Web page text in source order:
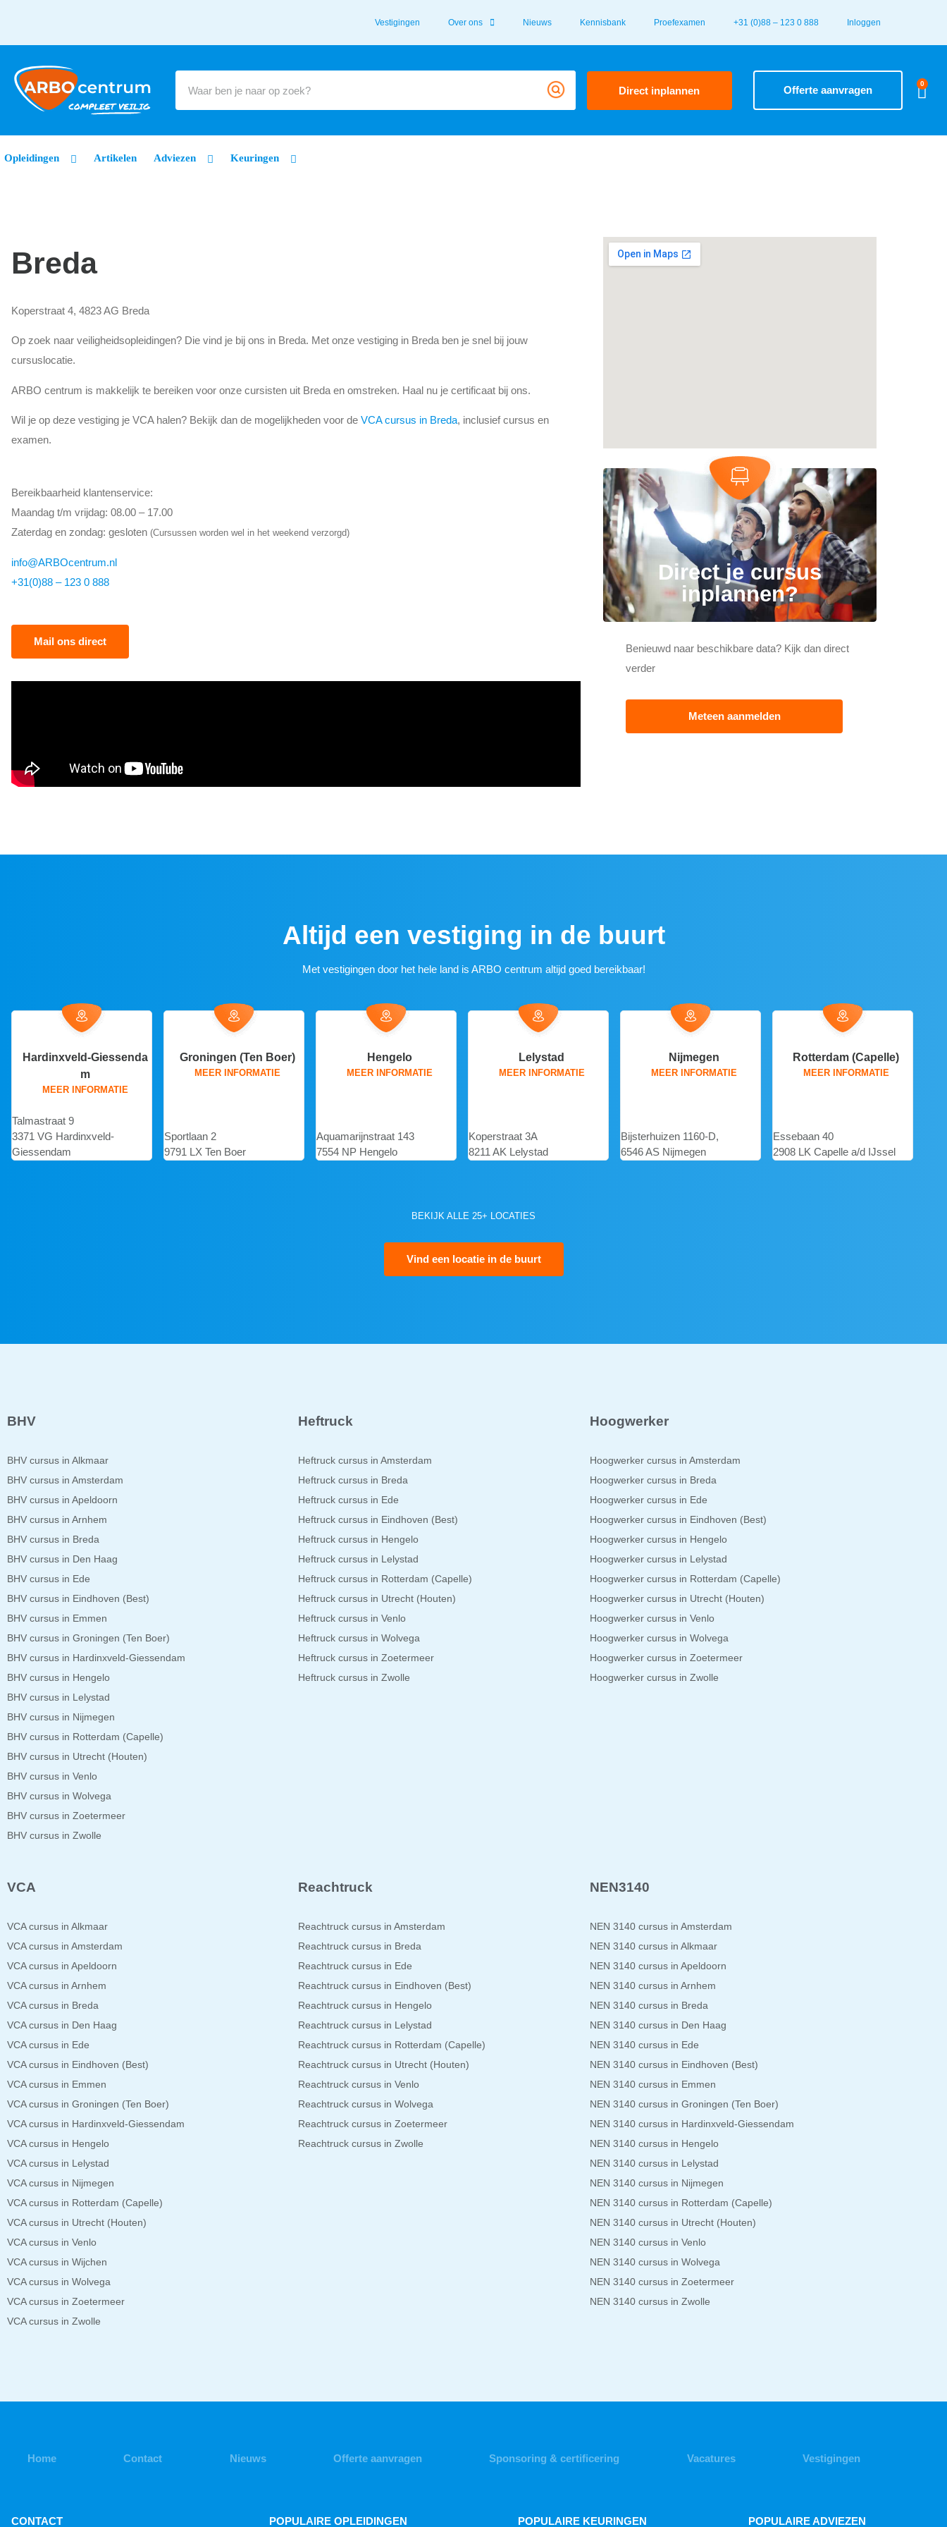
Vestigingen Over ons Nieuws Kennisbank Proefexamen +31 (0)88 – 123 0 888 Inloggen
Direct inplannen Offerte aanvragen
0
Opleidingen Artikelen Adviezen Keuringen
Breda
Koperstraat 4, 4823 AG Breda
Op zoek naar veiligheidsopleidingen? Die vind je bij ons in Breda. Met onze vestiging in Breda ben je snel bij jouw
cursuslocatie.
ARBO centrum is makkelijk te bereiken voor onze cursisten uit Breda en omstreken. Haal nu je certificaat bij ons.
Wil je op deze vestiging je VCA halen? Bekijk dan de mogelijkheden voor de VCA cursus in Breda, inclusief cursus en
examen.
Bereikbaarheid klantenservice:
Maandag t/m vrijdag: 08.00 – 17.00
Zaterdag en zondag: gesloten (Cursussen worden wel in het weekend verzorgd)
info@ARBOcentrum.nl
+31(0)88 – 123 0 888
Mail ons direct
Direct je cursus
inplannen?
Benieuwd naar beschikbare data? Kijk dan direct
verder
Meteen aanmelden
Altijd een vestiging in de buurt
Met vestigingen door het hele land is ARBO centrum altijd goed bereikbaar!
Groningen (Ten Boer)
MEER INFORMATIE
Sportlaan 2
9791 LX Ten Boer
Hengelo
MEER INFORMATIE
Aquamarijnstraat 143
7554 NP Hengelo
Lelystad
MEER INFORMATIE
Koperstraat 3A
8211 AK Lelystad
Nijmegen
MEER INFORMATIE
Bijsterhuizen 1160-D,
6546 AS Nijmegen
Rotterdam (Capelle)
MEER INFORMATIE
Essebaan 40
2908 LK Capelle a/d IJssel
Utrecht (Houten)
MEER INFORMATIE
Wilgenkade 5
3992 LL Houten
BEKIJK ALLE 25+ LOCATIES
Vind een locatie in de buurt
BHV
BHV cursus in Alkmaar
BHV cursus in Amsterdam
BHV cursus in Apeldoorn
BHV cursus in Arnhem
BHV cursus in Breda
BHV cursus in Den Haag
BHV cursus in Ede
BHV cursus in Eindhoven (Best)
BHV cursus in Emmen
BHV cursus in Groningen (Ten Boer)
BHV cursus in Hardinxveld-Giessendam
BHV cursus in Hengelo
BHV cursus in Lelystad
BHV cursus in Nijmegen
BHV cursus in Rotterdam (Capelle)
BHV cursus in Utrecht (Houten)
BHV cursus in Venlo
BHV cursus in Wolvega
BHV cursus in Zoetermeer
BHV cursus in Zwolle
Heftruck
Heftruck cursus in Amsterdam
Heftruck cursus in Breda
Heftruck cursus in Ede
Heftruck cursus in Eindhoven (Best)
Heftruck cursus in Hengelo
Heftruck cursus in Lelystad
Heftruck cursus in Rotterdam (Capelle)
Heftruck cursus in Utrecht (Houten)
Heftruck cursus in Venlo
Heftruck cursus in Wolvega
Heftruck cursus in Zoetermeer
Heftruck cursus in Zwolle
Hoogwerker
Hoogwerker cursus in Amsterdam
Hoogwerker cursus in Breda
Hoogwerker cursus in Ede
Hoogwerker cursus in Eindhoven (Best)
Hoogwerker cursus in Hengelo
Hoogwerker cursus in Lelystad
Hoogwerker cursus in Rotterdam (Capelle)
Hoogwerker cursus in Utrecht (Houten)
Hoogwerker cursus in Venlo
Hoogwerker cursus in Wolvega
Hoogwerker cursus in Zoetermeer
Hoogwerker cursus in Zwolle
VCA
VCA cursus in Alkmaar
VCA cursus in Amsterdam
VCA cursus in Apeldoorn
VCA cursus in Arnhem
VCA cursus in Breda
VCA cursus in Den Haag
VCA cursus in Ede
VCA cursus in Eindhoven (Best)
VCA cursus in Emmen
VCA cursus in Groningen (Ten Boer)
VCA cursus in Hardinxveld-Giessendam
VCA cursus in Hengelo
VCA cursus in Lelystad
VCA cursus in Nijmegen
VCA cursus in Rotterdam (Capelle)
VCA cursus in Utrecht (Houten)
VCA cursus in Venlo
VCA cursus in Wijchen
VCA cursus in Wolvega
VCA cursus in Zoetermeer
VCA cursus in Zwolle
Reachtruck
Reachtruck cursus in Amsterdam
Reachtruck cursus in Breda
Reachtruck cursus in Ede
Reachtruck cursus in Eindhoven (Best)
Reachtruck cursus in Hengelo
Reachtruck cursus in Lelystad
Reachtruck cursus in Rotterdam (Capelle)
Reachtruck cursus in Utrecht (Houten)
Reachtruck cursus in Venlo
Reachtruck cursus in Wolvega
Reachtruck cursus in Zoetermeer
Reachtruck cursus in Zwolle
NEN3140
NEN 3140 cursus in Amsterdam
NEN 3140 cursus in Alkmaar
NEN 3140 cursus in Apeldoorn
NEN 3140 cursus in Arnhem
NEN 3140 cursus in Breda
NEN 3140 cursus in Den Haag
NEN 3140 cursus in Ede
NEN 3140 cursus in Eindhoven (Best)
NEN 3140 cursus in Emmen
NEN 3140 cursus in Groningen (Ten Boer)
NEN 3140 cursus in Hardinxveld-Giessendam
NEN 3140 cursus in Hengelo
NEN 3140 cursus in Lelystad
NEN 3140 cursus in Nijmegen
NEN 3140 cursus in Rotterdam (Capelle)
NEN 3140 cursus in Utrecht (Houten)
NEN 3140 cursus in Venlo
NEN 3140 cursus in Wolvega
NEN 3140 cursus in Zoetermeer
NEN 3140 cursus in Zwolle
Home Contact Nieuws Offerte aanvragen Sponsoring & certificering Vacatures Vestigingen
CONTACT POPULAIRE OPLEIDINGEN POPULAIRE KEURINGEN POPULAIRE ADVIEZEN